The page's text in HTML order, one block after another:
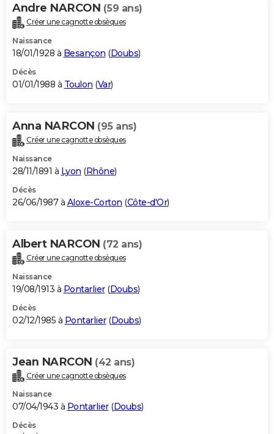
Andre NARCON (59 ans)
Créer une cagnotte obsèques
Naissance
18/01/1928 à Besançon (Doubs)
Décès
01/01/1988 à Toulon (Var)
Anna NARCON (95 ans)
Créer une cagnotte obsèques
Naissance
28/11/1891 à Lyon (Rhône)
Décès
26/06/1987 à Aloxe-Corton (Côte-d'Or)
Albert NARCON (72 ans)
Créer une cagnotte obsèques
Naissance
19/08/1913 à Pontarlier(Doubs)
Décès
02/12/1985 à Pontarlier(Doubs)
Jean NARCON (42 ans)
Créer une cagnotte obsèques
Naissance
07/04/1943 à Pontarlier(Doubs)
Décès